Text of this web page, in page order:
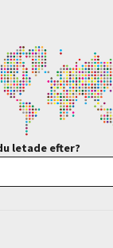
letade efter?